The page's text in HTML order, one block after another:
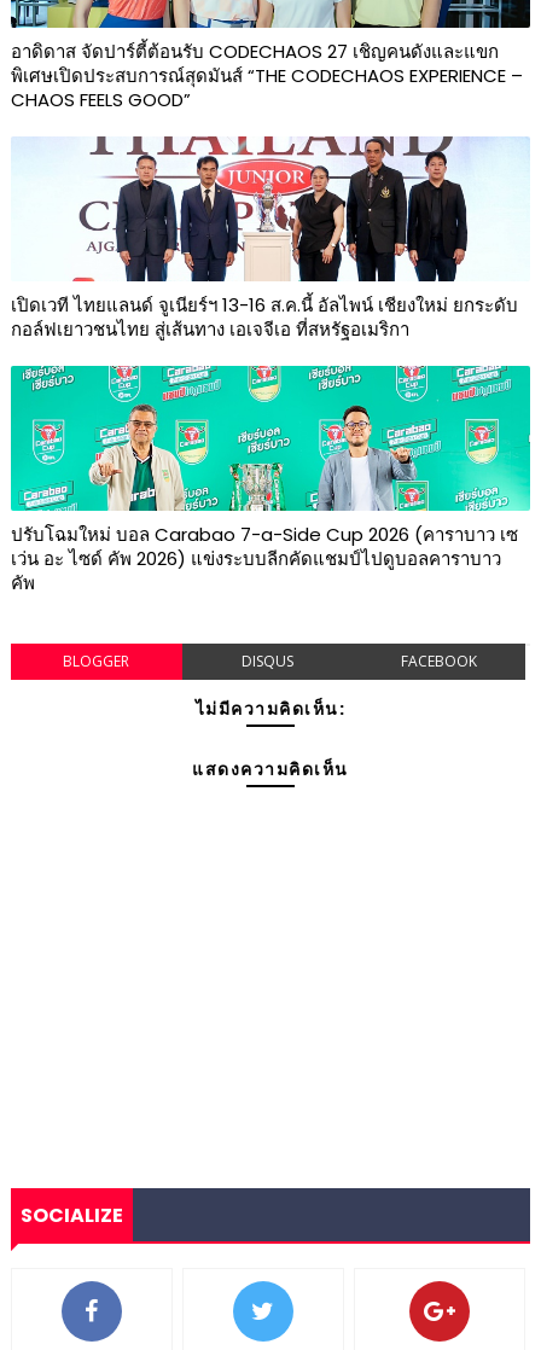
อาดิดาส จัดปาร์ตี้ต้อนรับ CODECHAOS 27 เชิญคนดังและแขก
พิเศษเปิดประสบการณ์สุดมันส์ “THE CODECHAOS EXPERIENCE –
CHAOS FEELS GOOD”
เปิดเวที ไทยแลนด์ จูเนียร์ฯ 13-16 ส.ค.นี้ อัลไพน์ เชียงใหม่ ยกระดับ
กอล์ฟเยาวชนไทย สู่เส้นทาง เอเจจีเอ ที่สหรัฐอเมริกา
ปรับโฉมใหม่ บอล Carabao 7-a-Side Cup 2026 (คาราบาว เซ
เว่น อะ ไซด์ คัพ 2026) แข่งระบบลีกคัดแชมป์ไปดูบอลคาราบาว
คัพ
BLOGGER DISQUS FACEBOOK
ไม่มีความคิดเห็น:
แสดงความคิดเห็น
SOCIALIZE